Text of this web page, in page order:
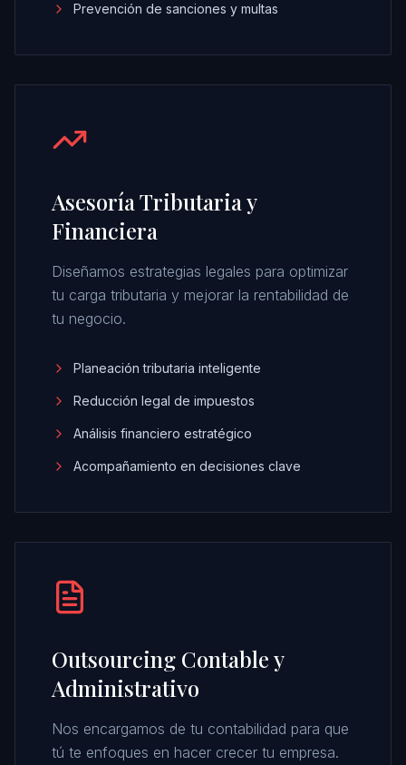
Prevención de sanciones y multas
Asesoría Tributaria y
Financiera
Diseñamos estrategias legales para optimizar
tu carga tributaria y mejorar la rentabilidad de
tu negocio.
Planeación tributaria inteligente
Reducción legal de impuestos
Análisis financiero estratégico
Acompañamiento en decisiones clave
Outsourcing Contable y
Administrativo
Nos encargamos de tu contabilidad para que
tú te enfoques en hacer crecer tu empresa.